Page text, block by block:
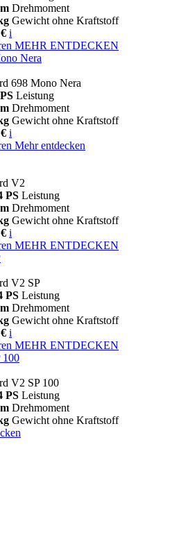
Drehmoment
Gewicht ohne Kraftstoff
i
MEHR ENTDECKEN
Nera
698 Mono Nera
Leistung
Drehmoment
Gewicht ohne Kraftstoff
i
Mehr entdecken
V2
PS Leistung
Drehmoment
Gewicht ohne Kraftstoff
i
MEHR ENTDECKEN
V2 SP
PS Leistung
Drehmoment
Gewicht ohne Kraftstoff
i
MEHR ENTDECKEN
100
V2 SP 100
PS Leistung
Drehmoment
Gewicht ohne Kraftstoff